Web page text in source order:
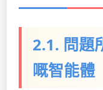
2.1. 問題
嘅智能體